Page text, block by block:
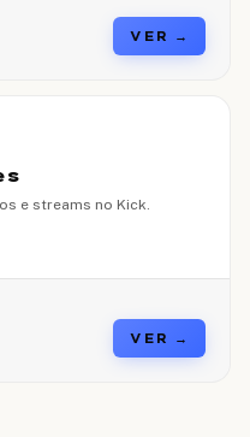
VER →
e streams no Kick.
VER →